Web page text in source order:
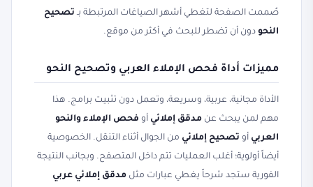
صُممت الصفحة لتغطي أشهر الصياغات المرتبطة بـ تصحيح
النحو دون أن تضطر للبحث في أكثر من موقع.
مميزات أداة فحص الإملاء العربي وتصحيح النحو
الأداة مجانية، عربية، وسريعة، وتعمل دون تثبيت برامج. هذا
مهم لمن يبحث عن مدقق إملائي أو فحص الإملاء والنحو
العربي أو تصحيح إملائي من الجوال أثناء التنقل. الخصوصية
أيضاً أولوية؛ أغلب العمليات تتم داخل المتصفح. وبجانب النتيجة
الفورية ستجد شرحاً يغطي عبارات مثل مدقق إملائي عربي